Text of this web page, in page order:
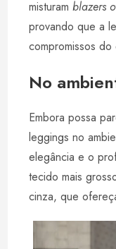
misturamblazers
provando que a
compromissos do
No
Embora possa
leggings no
elegância e o
tecido mais
cinza, que